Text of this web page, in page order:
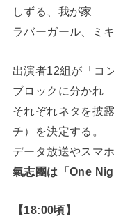
しずる、我が家
ラバーガール、ミキ
出演者12組が「コ
ブロックに分かれ
それぞれネタを披
チ）を決定する。
データ放送やスマ
氣志團は「One
【18:00頃】